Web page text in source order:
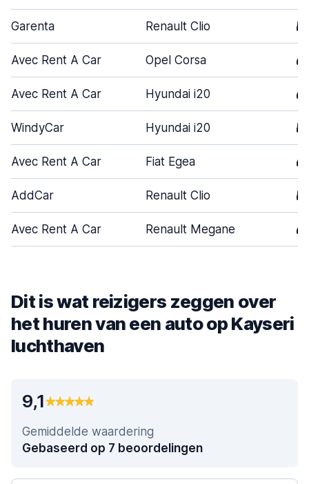
Garenta Renault Clio 5
Avec Rent A Car Opel Corsa 4
Avec Rent A Car Hyundai i20 4
WindyCar Hyundai i20 5
Avec Rent A Car Fiat Egea 4
AddCar Renault Clio 5
Avec Rent A Car Renault Megane 4
Dit is wat reizigers zeggen over
het huren van een auto op Kayseri
luchthaven
9,1
Gemiddelde waardering
Gebaseerd op 7 beoordelingen